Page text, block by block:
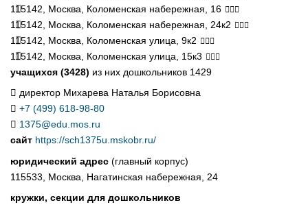
115142, Москва, Коломенская набережная, 16
115142, Москва, Коломенская набережная, 24к2
115142, Москва, Коломенская улица, 9к2
115142, Москва, Коломенская улица, 15к3
учащихся (3428) из них дошкольников 1429
директор Михарева Наталья Борисовна
+7 (499) 618-98-80
1375@edu.mos.ru
сайт https://sch1375u.mskobr.ru/
юридический адрес (главный корпус)
115533, Москва, Нагатинская набережная, 24
кружки, секции для дошкольников